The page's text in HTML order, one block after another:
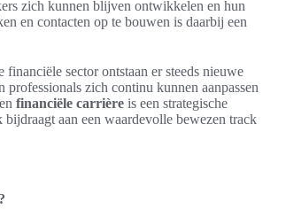
zich kunnen blijven ontwikkelen en hun
en contacten op te bouwen is daarbij een
sector ontstaan er steeds nieuwe
zich continu kunnen aanpassen
financiële carrière is een strategische
aan een waardevolle bewezen track